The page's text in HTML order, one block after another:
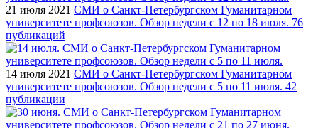
21 июля 2021 СМИ о Санкт-Петербургском Гуманитарном
университете профсоюзов. Обзор недели с 12 по 18 июля. 76
публикаций
14 июля 2021 СМИ о Санкт-Петербургском Гуманитарном
университете профсоюзов. Обзор недели с 5 по 11 июля. 42
публикации